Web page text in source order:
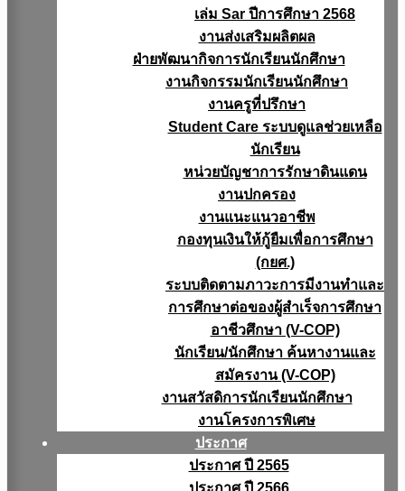
เล่ม Sar ปีการศึกษา 2568
งานส่งเสริมผลิตผล
ฝ่ายพัฒนากิจการนักเรียนนักศึกษา
งานกิจกรรมนักเรียนนักศึกษา
งานครูที่ปรึกษา
Student Care ระบบดูแลช่วยเหลือ
นักเรียน
หน่วยบัญชาการรักษาดินแดน
งานปกครอง
งานแนะแนวอาชีพ
กองทุนเงินให้กู้ยืมเพื่อการศึกษา
(กยศ.)
ระบบติดตามภาวะการมีงานทำและ
การศึกษาต่อของผู้สำเร็จการศึกษา
อาชีวศึกษา (V-COP)
นักเรียน/นักศึกษา ค้นหางานและ
สมัครงาน (V-COP)
งานสวัสดิการนักเรียนนักศึกษา
งานโครงการพิเศษ
ประกาศ
ประกาศ ปี 2565
ประกาศ ปี 2566